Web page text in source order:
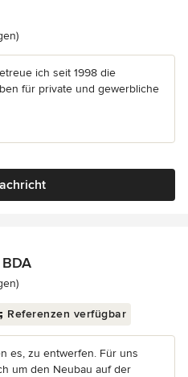
von 5 Sternen
ich seit 1998 die
für private und gewerbliche
von 5 Sternen
Referenzen verfügbar
es, zu entwerfen. Für uns
um den Neubau auf der